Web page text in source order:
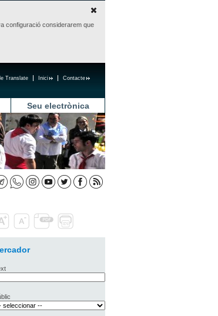
configuració considerarem que
Contacte
Inici
Translate
Seu electrònica